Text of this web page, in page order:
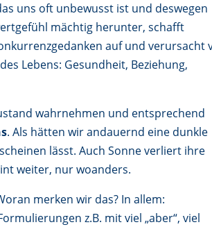
uns oft unbewusst ist und deswegen
mächtig herunter, schafft
auf und verursacht
Lebens: Gesundheit, Beziehung,
wahrnehmen und entsprechend
. Als hätten wir andauernd eine dunkle
lässt. Auch Sonne verliert ihre
weiter, nur woanders.
merken wir das? In allem:
z.B. mit viel „aber“, viel